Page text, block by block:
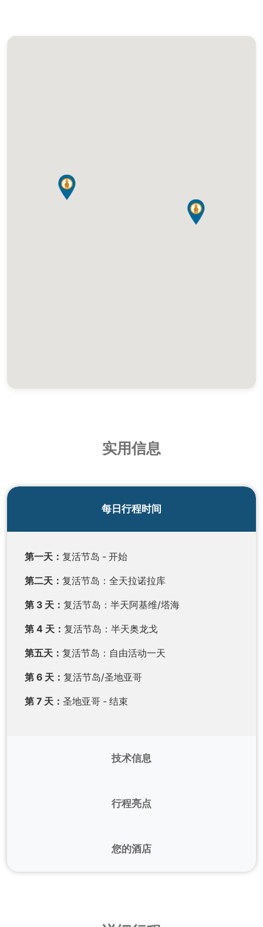
实用信息
每日行程时间
第一天： 复活节岛 - 开始
第二天： 复活节岛：全天拉诺拉库
第 3 天： 复活节岛：半天阿基维/塔海
第 4 天： 复活节岛：半天奥龙戈
第五天： 复活节岛：自由活动一天
第 6 天： 复活节岛/圣地亚哥
第 7 天： 圣地亚哥 - 结束
技术信息
- 护照在回国之日起至少六个月内有效。
行程亮点
各阶段的英语专家导游
您的酒店